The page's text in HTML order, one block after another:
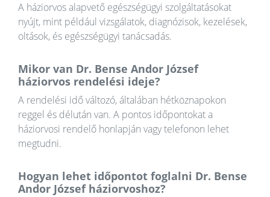
A háziorvos alapvető egészségügyi szolgáltatásokat
nyújt, mint például vizsgálatok, diagnózisok, kezelések,
oltások, és egészségügyi tanácsadás.
Mikor van Dr. Bense Andor József
háziorvos rendelési ideje?
A rendelési idő változó, általában hétköznapokon
reggel és délután van. A pontos időpontokat a
háziorvosi rendelő honlapján vagy telefonon lehet
megtudni.
Hogyan lehet időpontot foglalni Dr. Bense
Andor József háziorvoshoz?